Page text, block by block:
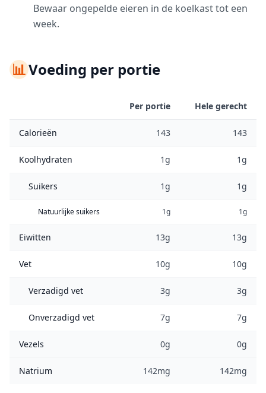
Bewaar ongepelde eieren in de koelkast tot een
week.
📊Voeding per portie
Per portie Hele gerecht
Calorieën 143 143
Koolhydraten 1g 1g
Suikers 1g 1g
Natuurlijke suikers 1g 1g
Eiwitten 13g 13g
Vet 10g 10g
Verzadigd vet 3g 3g
Onverzadigd vet 7g 7g
Vezels 0g 0g
Natrium 142mg 142mg